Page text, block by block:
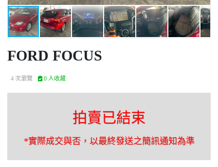
FORD FOCUS
4 次瀏覽 0 人收藏
拍賣已結束
*實際成交與否，以最終發送之簡訊通知為準